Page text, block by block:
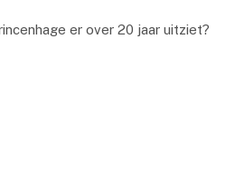
er over 20 jaar uitziet?